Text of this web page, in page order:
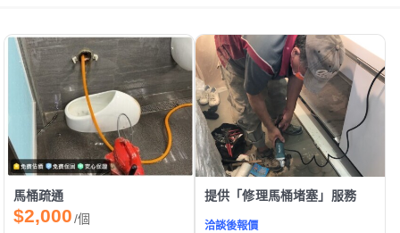
馬桶疏通
$2,000/個
提供「修理馬桶堵塞」服務
洽談後報價